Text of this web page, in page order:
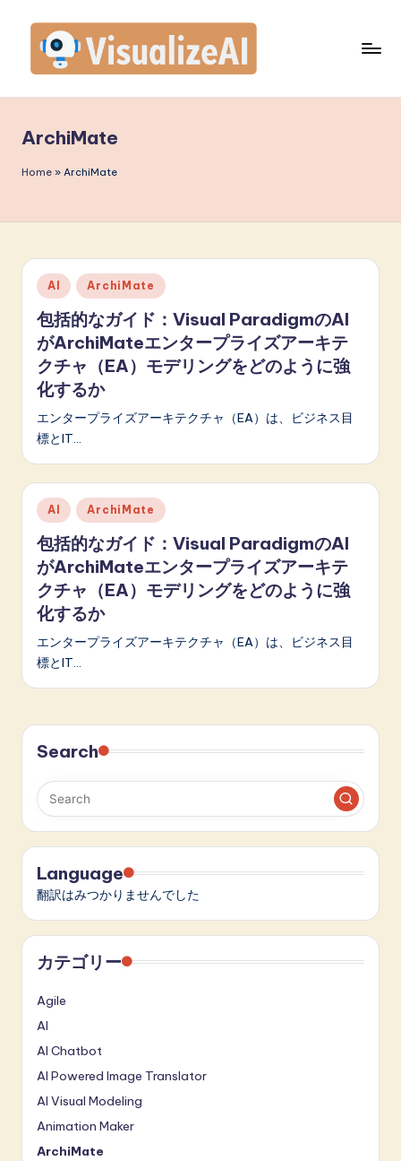
content
u
a
e
A
J
a
p
a
e
s
e
-
L
a
t
s
in
A
&
S
f
t
w
a
r
e
ArchiMate
Home » ArchiMate
Posted
in
AI ArchiMate
包括的なガイド：Visual ParadigmのAI
がArchiMateエンタープライズアーキテ
クチャ（EA）モデリングをどのように強
化するか
エンタープライズアーキテクチャ（EA）は、ビジネス目
標とIT…
Posted
in
AI ArchiMate
包括的なガイド：Visual ParadigmのAI
がArchiMateエンタープライズアーキテ
クチャ（EA）モデリングをどのように強
化するか
エンタープライズアーキテクチャ（EA）は、ビジネス目
標とIT…
Search
Language
翻訳はみつかりませんでした
カテゴリー
Agile
AI
AI Chatbot
AI Powered Image Translator
AI Visual Modeling
Animation Maker
ArchiMate